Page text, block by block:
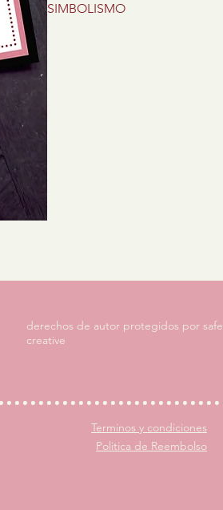
SIMBOLISMO
derechos de autor protegidos por safe
creative
Terminos y condiciones
Politica de Reembolso